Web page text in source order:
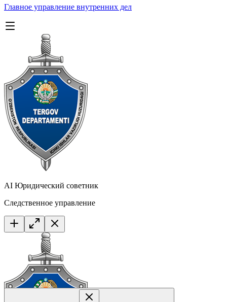
Главное управление внутренних дел
AI Юридический советник
Следственное управление